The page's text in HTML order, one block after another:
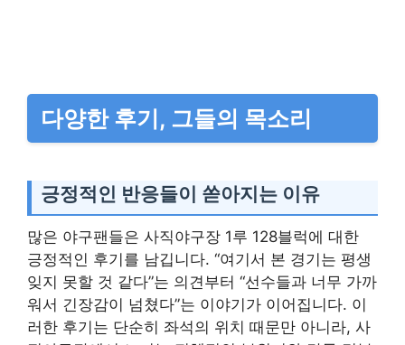
다양한 후기, 그들의 목소리
긍정적인 반응들이 쏟아지는 이유
많은 야구팬들은 사직야구장 1루 128블럭에 대한
긍정적인 후기를 남깁니다. “여기서 본 경기는 평생
잊지 못할 것 같다”는 의견부터 “선수들과 너무 가까
워서 긴장감이 넘쳤다”는 이야기가 이어집니다. 이
러한 후기는 단순히 좌석의 위치 때문만 아니라, 사